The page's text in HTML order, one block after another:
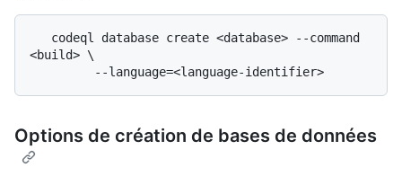
<build> \
Options de création de bases de données